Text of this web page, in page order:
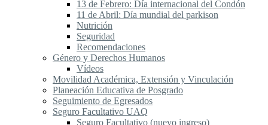
13 de Febrero: Día internacional del Condón
11 de Abril: Día mundial del parkison
Nutrición
Seguridad
Recomendaciones
Género y Derechos Humanos
Vídeos
Movilidad Académica, Extensión y Vinculación
Planeación Educativa de Posgrado
Seguimiento de Egresados
Seguro Facultativo UAQ
Seguro Facultativo (nuevo ingreso)